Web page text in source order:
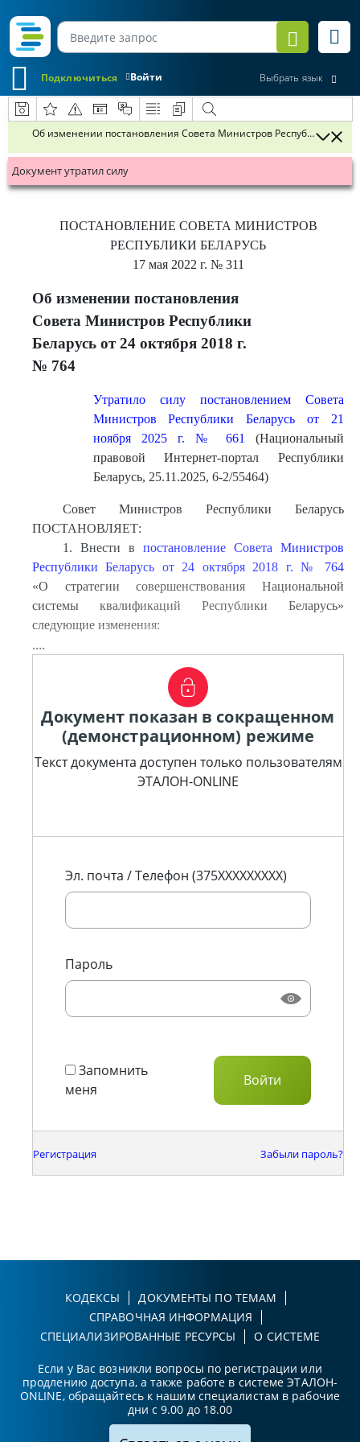
Войти
Подключиться Выбрать язык
Об изменении постановления Совета Министров Республики
Документ утратил силу
ПОСТАНОВЛЕНИЕ СОВЕТА МИНИСТРОВ
РЕСПУБЛИКИ БЕЛАРУСЬ
17 мая 2022 г. № 311
Об изменении постановления
Совета Министров Республики
Беларусь от 24 октября 2018 г.
№ 764
Утратило силу постановлением Совета
Министров Республики Беларусь от 21
ноября 2025 г. № 661
(Национальный
правовой Интернет-портал Республики
Беларусь, 25.11.2025, 6-2/55464)
Совет Министров Республики Беларусь
ПОСТАНОВЛЯЕТ:
1. Внести в постановление Совета Министров
Республики Беларусь от 24 октября 2018 г. № 764
«О стратегии совершенствования Национальной
системы квалификаций Республики Беларусь»
следующие изменения:
....
Документ показан в сокращенном
(демонстрационном) режиме
Текст документа доступен только пользователям
ЭТАЛОН-ONLINE
Эл. почта / Телефон (375XXXXXXXXX)
Пароль
Запомнить
меня
Регистрация Забыли пароль?
КОДЕКСЫ
ДОКУМЕНТЫ ПО ТЕМАМ
СПРАВОЧНАЯ ИНФОРМАЦИЯ
СПЕЦИАЛИЗИРОВАННЫЕ РЕСУРСЫ
О СИСТЕМЕ
Если у Вас возникли вопросы по регистрации или
продлению доступа, а также работе в системе ЭТАЛОН-
ONLINE, обращайтесь к нашим специалистам в рабочие
дни с 9.00 до 18.00